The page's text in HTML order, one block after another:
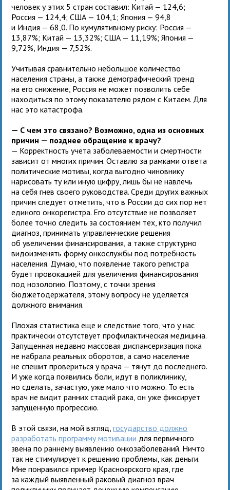
человек у этих 5 стран составил: Китай — 124,6;
Россия — 124,4; США — 104,1; Япония — 94,8
и Индия — 68,0. По кумулятивному риску: Россия —
13,87%; Китай — 13,32%; США — 11,19%; Япония —
9,72%, Индия — 7,52%.
Учитывая сравнительно небольшое количество
населения страны, а также демографический тренд
на его снижение, Россия не может позволить себе
находиться по этому показателю рядом с Китаем. Для
нас это катастрофа.
— С чем это связано? Возможно, одна из основных
причин — позднее обращение к врачу?
— Корректность учета заболеваемости и смертности
зависит от многих причин. Оставлю за рамками ответа
политические мотивы, когда выгодно чиновнику
нарисовать ту или иную цифру, лишь бы не навлечь
на себя гнев своего руководства. Среди других важных
причин следует отметить, что в России до сих пор нет
единого онкорегистра. Его отсутствие не позволяет
более точно следить за состоянием тех, кто получил
диагноз, принимать управленческие решения
об увеличении финансирования, а также структурно
видоизменять форму онкослужбы под потребность
населения. Думаю, что появление такого регистра
будет провокацией для увеличения финансирования
под нозологию. Поэтому, с точки зрения
бюджетодержателя, этому вопросу не уделяется
должного внимания.
Плохая статистика еще и следствие того, что у нас
практически отсутствует профилактическая медицина.
Запущенная недавно массовая диспансеризация пока
не набрала реальных оборотов, а само население
не спешит провериться у врача — тянут до последнего.
И уже когда появились боли, идут в поликлинику,
но сделать, зачастую, уже мало что можно. То есть
врач не видит ранних стадий рака, он уже фиксирует
запущенную прогрессию.
В этой связи, на мой взгляд,государство должно
разработать программу мотивации для первичного
звена по раннему выявлению онкозаболеваний. Ничто
так не стимулирует к решению проблемы, как деньги.
Мне понравился пример Красноярского края, где
за каждый выявленный раковый диагноз врач